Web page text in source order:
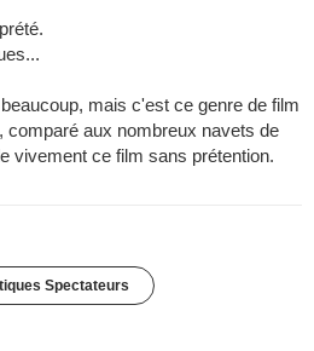
mais c'est ce genre de film
comparé aux nombreux navets de
vivement ce film sans prétention.
Spectateurs